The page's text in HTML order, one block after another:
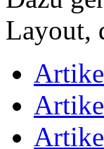
Layout,